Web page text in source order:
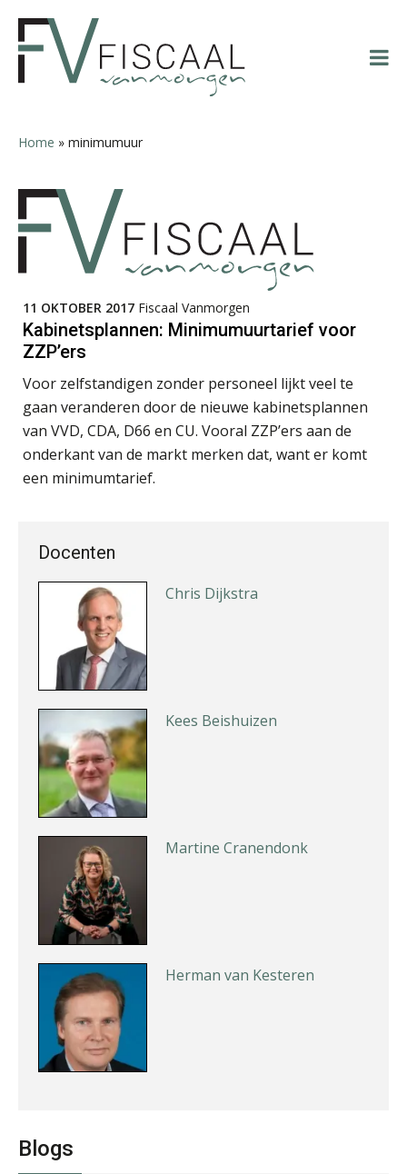
hoofdnavigatie
hoofd
eerste
voettekst
Home » minimumuur
11 OKTOBER 2017 Fiscaal Vanmorgen
Kabinetsplannen: Minimumuurtarief voor
ZZP’ers
Voor zelfstandigen zonder personeel lijkt veel te
gaan veranderen door de nieuwe kabinetsplannen
van VVD, CDA, D66 en CU. Vooral ZZP’ers aan de
onderkant van de markt merken dat, want er komt
een minimumtarief.
Docenten
Rob van Oosterhout
Joost Severs
Guney Bagislayici
Chris Dijkstra
Kees Beishuizen
Martine Cranendonk
Herman van Kesteren
Blogs